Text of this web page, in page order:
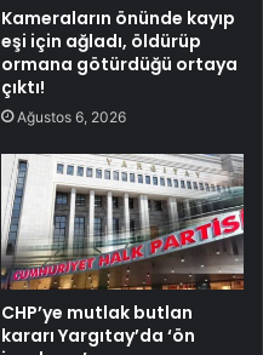
Kameraların önünde kayıp
eşi için ağladı, öldürüp
ormana götürdüğü ortaya
çıktı!
Ağustos 6, 2026
CHP’ye mutlak butlan
kararı Yargıtay’da ‘ön